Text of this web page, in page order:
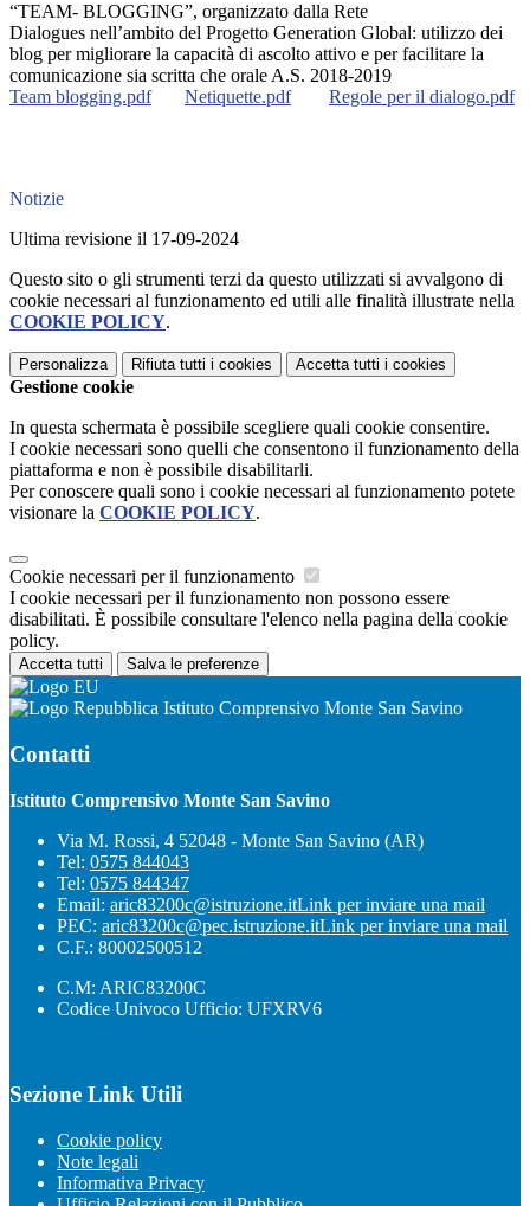
“TEAM- BLOGGING”, organizzato dalla Rete
Dialogues nell’ambito del Progetto Generation Global: utilizzo dei
blog per migliorare la capacità di ascolto attivo e per facilitare la
comunicazione sia scritta che orale A.S. 2018-2019
Team blogging.pdf
Netiquette.pdf Regole per il dialogo.pdf
Notizie
Ultima revisione il 17-09-2024
Questo sito o gli strumenti terzi da questo utilizzati si avvalgono di
cookie necessari al funzionamento ed utili alle finalità illustrate nella
COOKIE POLICY.
Personalizza Rifiuta tutti i cookies Accetta tutti i cookies
Gestione cookie
In questa schermata è possibile scegliere quali cookie consentire.
I cookie necessari sono quelli che consentono il funzionamento della
piattaforma e non è possibile disabilitarli.
Per conoscere quali sono i cookie necessari al funzionamento potete
visionare la COOKIE POLICY.
Cookie necessari per il funzionamento
I cookie necessari per il funzionamento non possono essere
disabilitati. È possibile consultare l'elenco nella pagina della cookie
policy.
Accetta tutti Salva le preferenze
Istituto Comprensivo Monte San Savino
Contatti
Istituto Comprensivo Monte San Savino
Via M. Rossi, 4 52048 - Monte San Savino (AR)
Tel: 0575 844043
Tel: 0575 844347
Email: aric83200c@istruzione.itLink per inviare una mail
PEC: aric83200c@pec.istruzione.itLink per inviare una mail
C.F.: 80002500512
C.M: ARIC83200C
Codice Univoco Ufficio: UFXRV6
Sezione Link Utili
Cookie policy
Note legali
Informativa Privacy